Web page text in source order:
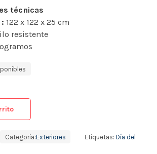
técnicas
122 x 122 x 25 cm
resistente
Categoría:Exteriores Etiquetas:Día del